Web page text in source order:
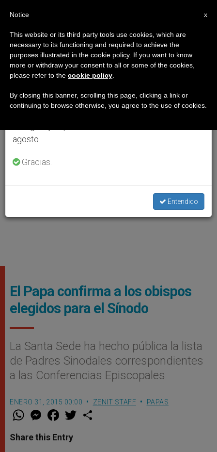
El Papa confirma a los obispos
elegidos para el Sí­nodo
La Santa Sede ha hecho pública la lista
de Padres Sinodales correspondientes
a las Conferencias Episcopales
ENERO 31, 2015 00:00 ZENIT STAFF PAPAS
W
t
s
M
e
s
e
F
a
e
b
w
Share this Entry
×
Aviso importante
Del 27 de julio al 7 de agosto haremos la pausa
anual, aprovechando que en el periodo de verano
se generan menos informaciones y también el
agosto.
Gracias.
Entendido
x
Notice
This website or its third party tools use cookies, which are
necessary to its functioning and required to achieve the
purposes illustrated in the cookie policy. If you want to know
more or withdraw your consent to all or some of the cookies,
please refer to the cookie policy
By closing this banner, scrolling this page, clicking a link or
continuing to browse otherwise, you agree to the use of cookies.